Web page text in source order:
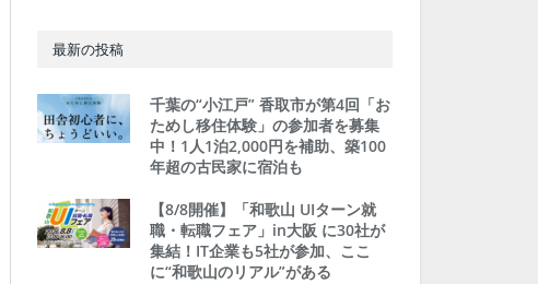
最新の投稿
千葉の“小江戸” 香取市が第4回「お
ためし移住体験」の参加者を募集
中！1人1泊2,000円を補助、築100
年超の古民家に宿泊も
【8/8開催】「和歌山 UIターン就
職・転職フェア」in大阪 に30社が
集結！IT企業も5社が参加、ここ
に“和歌山のリアル”がある